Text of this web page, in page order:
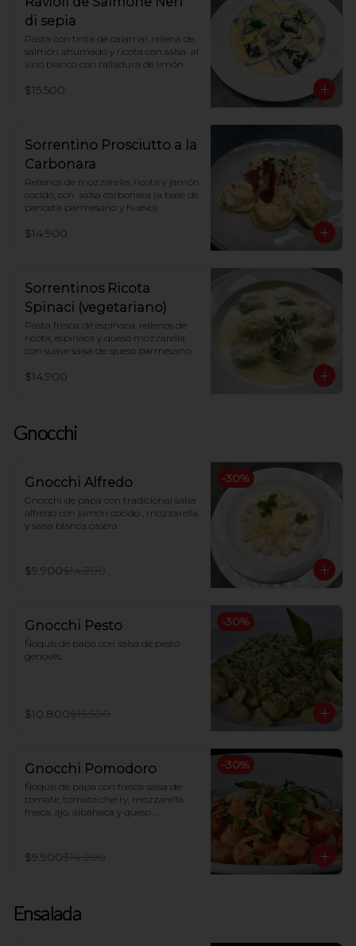
di sepia
Pasta con tinta de calamar rellena de
salmón ahumado y ricota con salsa  al
vino blanco con ralladura de limón
$15.500
Sorrentino Prosciutto a la
Carbonara
Rellenos de mozzarella, ricota y jamón
cocido, con  salsa carbonara (a base de
panceta parmesano y huevo)
$14.900
Sorrentinos Ricota
Spinaci (vegetariano)
Pasta fresca de espinaca, rellenos de
ricota, espinaca y queso mozzarella
con suave salsa de queso parmesano
$14.900
Gnocchi
-30%
Gnocchi Alfredo
Gnocchi de papa con tradicional salsa
alfredo con jamón cocido , mozzarella
y salsa blanca casera
$9.900$14.200
-30%
Gnocchi Pesto
Ñoquis de papa con salsa de pesto
genovés.
$10.800$15.500
-30%
Gnocchi Pomodoro
Ñoquis de papa con fresca salsa de
tomate, tomate cherry, mozzarella
fresca, ajo, albahaca y queso
$9.900$14.200
Ensalada